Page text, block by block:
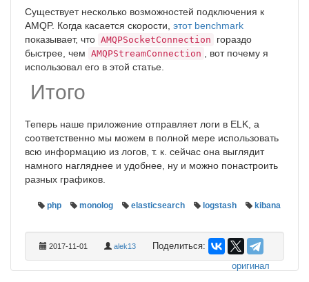
Существует несколько возможностей подключения к
AMQP. Когда касается скорости, этот benchmark
показывает, что AMQPSocketConnection
гораздо
быстрее, чем AMQPStreamConnection
, вот почему я
использовал его в этой статье.
Итого
Теперь наше приложение отправляет логи в ELK, а
соответственно мы можем в полной мере использовать
всю информацию из логов, т. к. сейчас она выглядит
намного нагляднее и удобнее, ну и можно понастроить
разных графиков.
php monolog elasticsearch logstash kibana
2017-11-01 alek13
Поделиться:
оригинал